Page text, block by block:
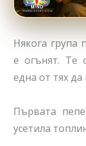
Някога група
е огънят. Те
една от тях да
Първата
усетила